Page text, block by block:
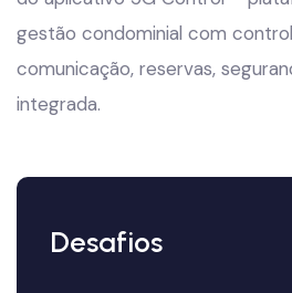
gestão condominial com
comunicação, reservas,
integrada.
Desafios